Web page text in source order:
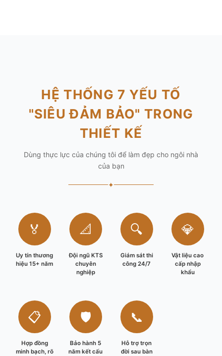
HỆ THỐNG 7 YẾU TỐ
"SIÊU ĐẢM BẢO" TRONG
THIẾT KẾ
Dùng thực lực của chúng tôi để làm đẹp cho ngôi nhà
của bạn
✦
🏅
Uy tín thương
hiệu 15+ năm
📐
Đội ngũ KTS
chuyên
nghiệp
🔍
Giám sát thi
công 24/7
💎
Vật liệu cao
cấp nhập
khẩu
📋
Hợp đồng
minh bạch, rõ
🛡️
Bảo hành 5
năm kết cấu
📞
Hỗ trợ trọn
đời sau bàn